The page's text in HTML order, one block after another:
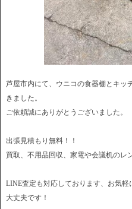
芦屋市内にて、ウニコの食器棚とキッ
きました。
ご依頼誠にありがとうございました。
出張見積もり無料！！
買取、不用品回収、家電や会議机のレ
LINE査定も対応しております、お気
大丈夫です！